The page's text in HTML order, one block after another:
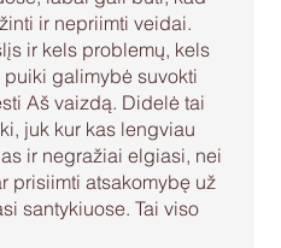
ir nepriimti veidai.
ir kels problemų, kels
puiki galimybė suvokti
Aš vaizdą. Didelė tai
juk kur kas lengviau
ir negražiai elgiasi, nei
prisiimti atsakomybę už
santykiuose. Tai viso